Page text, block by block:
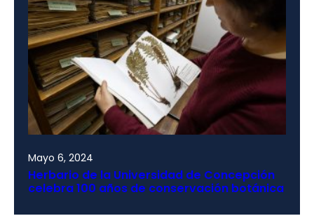
Mayo 6, 2024
Herbario de la Universidad de Concepción
celebra 100 años de conservación botánica